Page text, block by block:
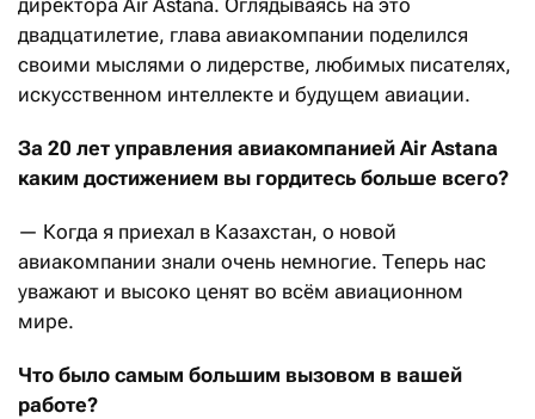
директора Air Astana. Оглядываясь на это
двадцатилетие, глава авиакомпании поделился
своими мыслями о лидерстве, любимых писателях,
искусственном интеллекте и будущем авиации.
За 20 лет управления авиакомпанией Air Astana
каким достижением вы гордитесь больше всего?
— Когда я приехал в Казахстан, о новой
авиакомпании знали очень немногие. Теперь нас
уважают и высоко ценят во всём авиационном
мире.
Что было самым большим вызовом в вашей
работе?